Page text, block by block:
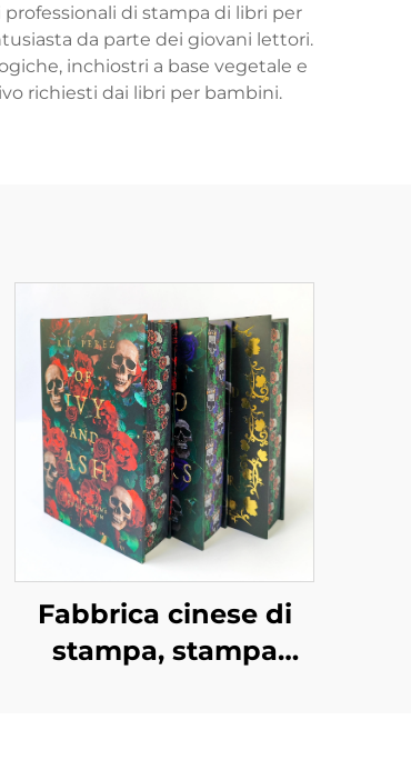
di stampa di libri per
da parte dei giovani lettori.
inchiostri a base vegetale e
richiesti dai libri per bambini.
Fabbrica cinese di
stampa, stampa